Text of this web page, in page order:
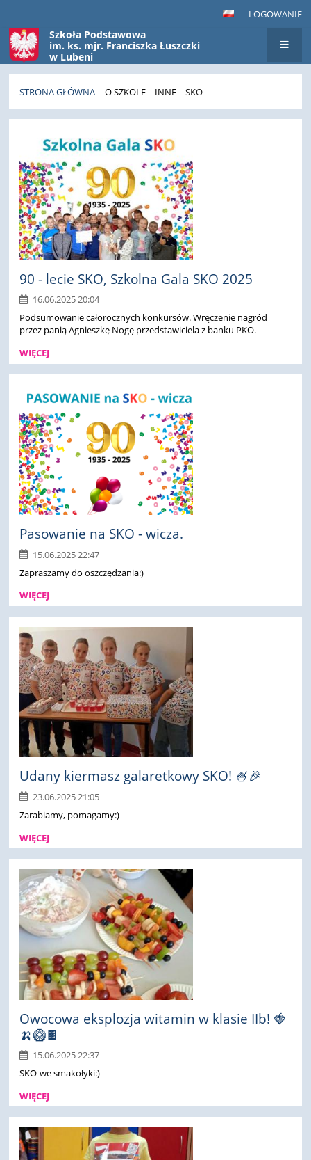
LOGOWANIE
Szkoła Podstawowa
im. ks. mjr. Franciszka Łuszczki
w Lubeni
STRONA GŁÓWNA O SZKOLE INNE SKO
90 - lecie SKO, Szkolna Gala SKO 2025
16.06.2025 20:04
Podsumowanie całorocznych konkursów. Wręczenie nagród
przez panią Agnieszkę Nogę przedstawiciela z banku PKO.
WIĘCEJ
Pasowanie na SKO - wicza.
15.06.2025 22:47
Zapraszamy do oszczędzania:)
WIĘCEJ
Udany kiermasz galaretkowy SKO! 🍧🎉
23.06.2025 21:05
Zarabiamy, pomagamy:)
WIĘCEJ
Owocowa eksplozja witamin w klasie IIb! 🍓
🍌🥝🍫
15.06.2025 22:37
SKO-we smakołyki:)
WIĘCEJ